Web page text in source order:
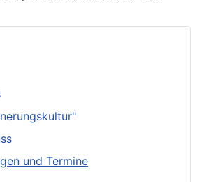
und Termine